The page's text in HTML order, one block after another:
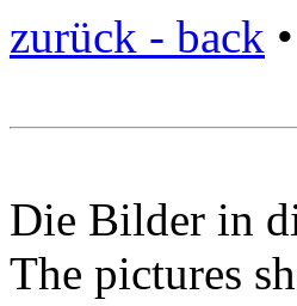
zurück - back
Die Bilder in
The pictures